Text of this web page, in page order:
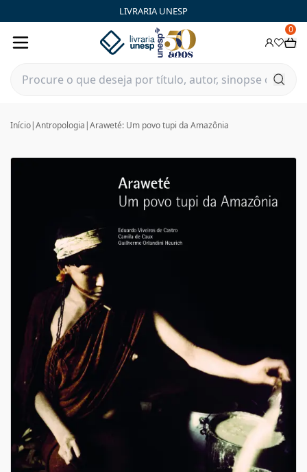
LIVRARIA UNESP
0
Início|Antropologia |Araweté: Um povo tupi da Amazônia